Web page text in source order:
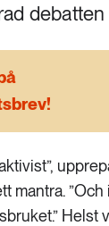
mantra.
Helst